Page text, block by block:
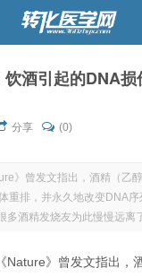
饮酒引起的DNA
分享
(0)
》曾发文指出，酒精（乙
重排，并永久地改变DNA
多酒精发烧友为此慢慢远离
》曾发文指出，